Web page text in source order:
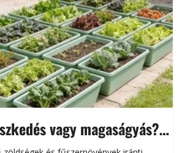
vagy magaságyás?